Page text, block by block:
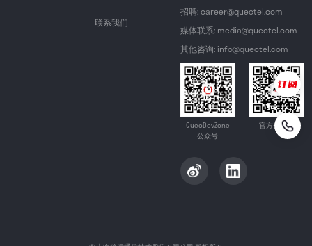
联系我们
招聘: career@quectel.com
媒体联系: media@quectel.com
其他咨询: info@quectel.com
QuecDevZone
公众号
官方公众号